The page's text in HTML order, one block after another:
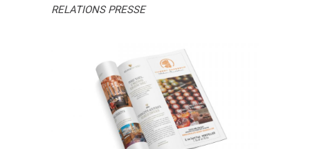
RELATIONS PRESSE